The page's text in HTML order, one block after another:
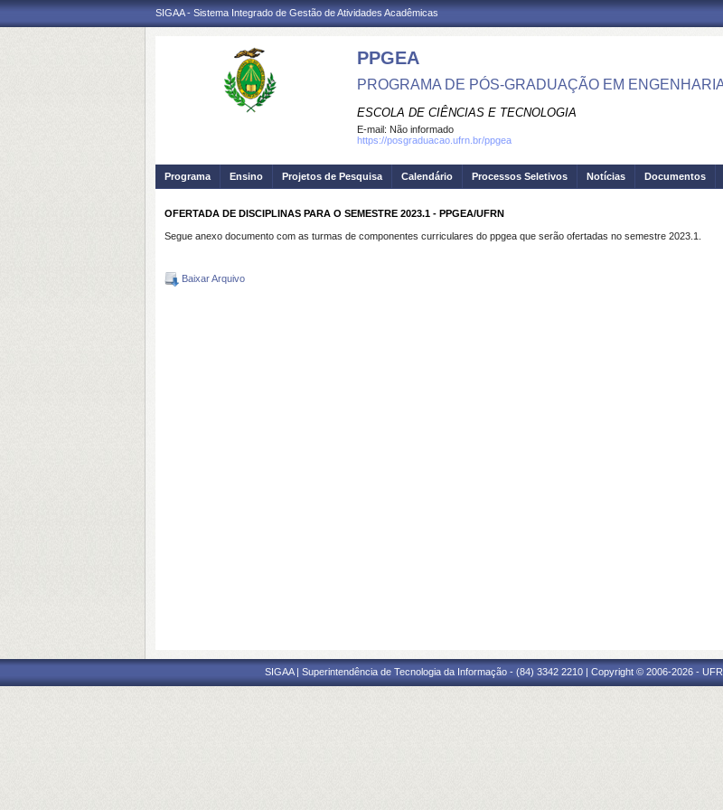
SIGAA - Sistema Integrado de Gestão de Atividades Acadêmicas
PPGEA
PROGRAMA DE PÓS-GRADUAÇÃO EM
ESCOLA DE CIÊNCIAS E TECNOLOGIA
E-mail: Não informado
https://posgraduacao.ufrn.br/ppgea
Programa Ensino Projetos de Pesquisa Calendário Processos Seletivos Notícias Documentos
OFERTADA DE DISCIPLINAS PARA O SEMESTRE 2023.1 - PPGEA/UFRN
Segue anexo documento com as turmas de componentes curriculares do ppgea que serão ofertadas no semestre 2023.1.
Baixar Arquivo
SIGAA | Superintendência de Tecnologia da Informação - (84) 3342 2210 | Copyright © 2006-2026 -